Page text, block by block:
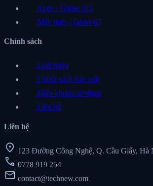
Apps - Game 213
Máy tính - Tablet 65
Chính sách
Giới thiệu
Chính sách bảo mật
Điều khoản sử dụng
Liên hệ
Liên hệ
location_on 123 Đường Công Nghệ, Q. Cầu Giấy, Hà
call 0778 919 254
mail contact@technew.com